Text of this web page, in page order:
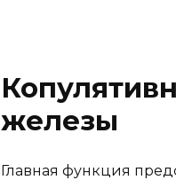
железы
Главная функция